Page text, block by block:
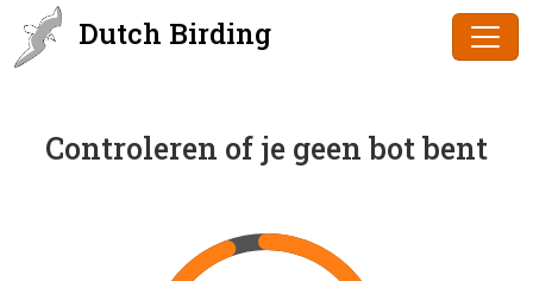
Dutch Birding
Controleren of je geen bot bent